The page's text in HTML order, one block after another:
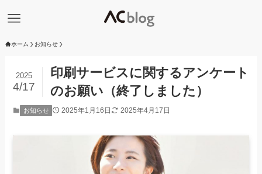
ホーム お知らせ
印刷サービスに関するアンケート
のお願い（終了しました）
2025
4/17
お知らせ 2025年1月16日 2025年4月17日